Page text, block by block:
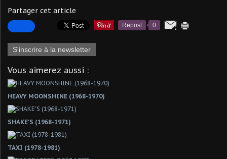
Partager cet article
Repost 0
S'inscrire à la newsletter
Vous aimerez aussi :
HEAVY MOONSHINE (1968-1970)
SHAKE'S (1968-1971)
TAXI (1978-1981)